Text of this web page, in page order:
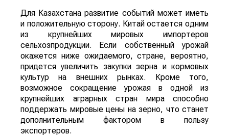
Для Казахстана развитие событий может иметь
и положительную сторону. Китай остается одним
из крупнейших мировых импортеров
сельхозпродукции. Если собственный урожай
окажется ниже ожидаемого, стране, вероятно,
придется увеличить закупки зерна и кормовых
культур на внешних рынках. Кроме того,
возможное сокращение урожая в одной из
крупнейших аграрных стран мира способно
поддержать мировые цены на зерно, что станет
дополнительным фактором в пользу
экспортеров.